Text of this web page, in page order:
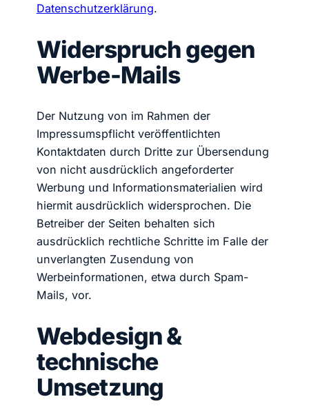
Datenschutzerklärung.
Widerspruch gegen
Werbe-Mails
Der Nutzung von im Rahmen der
Impressumspflicht veröffentlichten
Kontaktdaten durch Dritte zur Übersendung
von nicht ausdrücklich angeforderter
Werbung und Informationsmaterialien wird
hiermit ausdrücklich widersprochen. Die
Betreiber der Seiten behalten sich
ausdrücklich rechtliche Schritte im Falle der
unverlangten Zusendung von
Werbeinformationen, etwa durch Spam-
Mails, vor.
Webdesign &
technische
Umsetzung